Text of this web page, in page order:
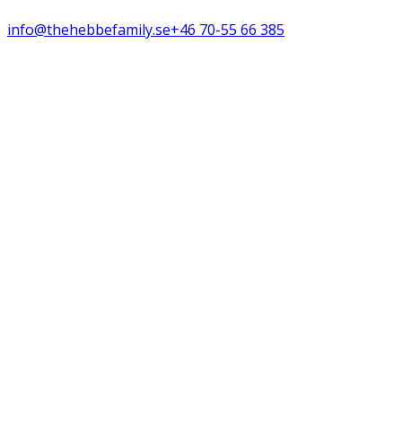
info@thehebbefamily.se+46 70-55 66 385